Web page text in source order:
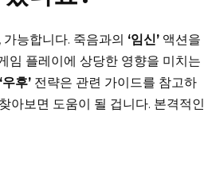
능합니다. 죽음과의 ‘임신’ 액션을
임 플레이에 상당한 영향을 미치는
‘우후’ 전략은 관련 가이드를 참고하
아보면 도움이 될 겁니다. 본격적인